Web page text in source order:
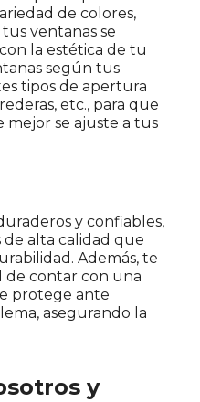
de colores,
ventanas se
la estética de tu
según tus
tipos de apertura
etc., para que
se ajuste a tus
y confiables,
de alta calidad que
Además, te
de contar con una
protege ante
asegurando la
y